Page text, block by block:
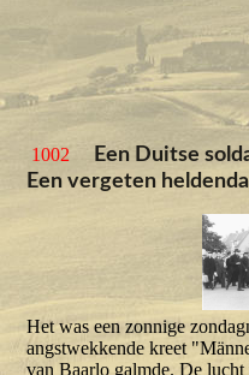
1002
Een Duitse
Een vergeten
Het was een zonnige
angstwekkende kreet
van Baarlo galmde. De